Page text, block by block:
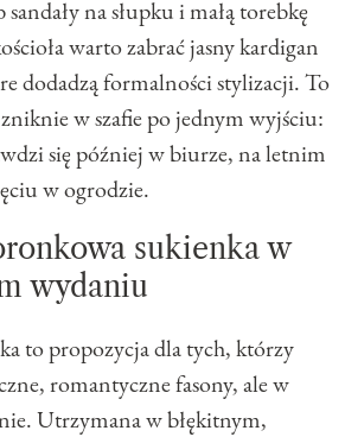
na słupku i małą torebkę
warto zabrać jasny kardigan
dodadzą formalności stylizacji. To
w szafie po jednym wyjściu:
się później w biurze, na letnim
w ogrodzie.
sukienka w
wydaniu
to propozycja dla tych, którzy
romantyczne fasony, ale w
Utrzymana w błękitnym,